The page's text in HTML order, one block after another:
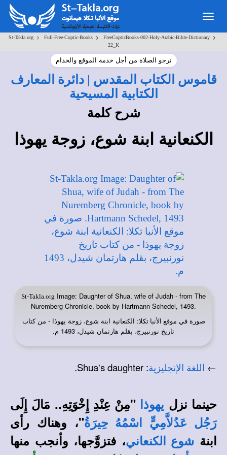
Toggle
navigation
St-Takla.org> Full-Free-Coptic-Books> FreeCopticBooks-002-Holy-Arabic-Bible-Dictionary>
22_K
نرجو الصلاة من أجل خدمة الموقع والخدام
قاموس الكتاب المقدس | دائرة المعارف
الكتابية المسيحية
شرح كلمة
الكنعانية ابنة شوع، زوجة يهوذا
St-Takla.org Image: Daughter of Shua, wife of Judah - from The
Nuremberg Chronicle, book by Hartmann Schedel, 1493.
صورة في موقع الأنبا تكلا: الكنعانية ابنة شوع، زوجة يهوذا - من كتاب
تاريخ نورنبيرج، بقلم هارتمان شيدل، 1493 م.
← اللغة الإنجليزية: Shua
's daughter
.
حينما نزل يهوذا "مِنْ عِنْدِ إِخْوَتِهِ.. مَالَ إِلَى
رَجُل عَدُلاَّمِيٍّ اسْمُهُ حِيرَةُ"، وهناك رأى
ابنة شوع الكنعاني، فتزوَّجها، وأنجب منها